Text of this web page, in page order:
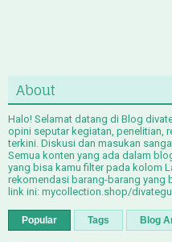
About
Halo! Selamat datang di Blog
opini seputar kegiatan, penelitian,
terkini. Diskusi dan masukan
Semua konten yang ada dalam
yang bisa kamu filter pada kolom
rekomendasi barang-barang yang
link ini: mycollection.shop/
Popular Tags Blog